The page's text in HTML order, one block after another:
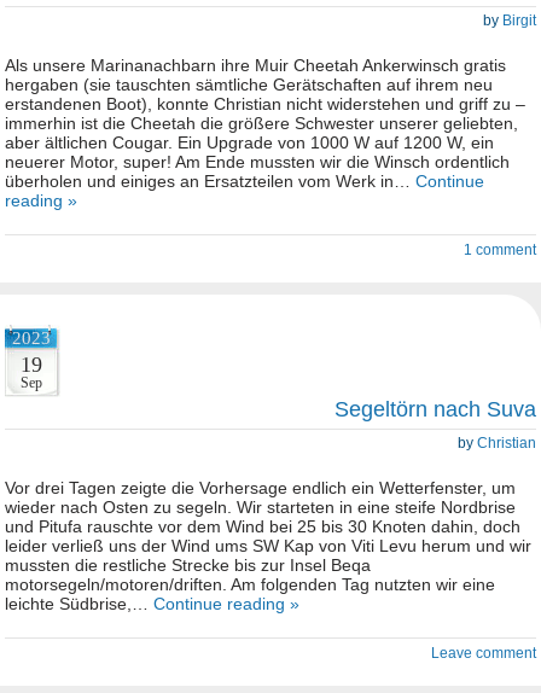
by Birgit
Als unsere Marinanachbarn ihre Muir Cheetah Ankerwinsch gratis
hergaben (sie tauschten sämtliche Gerätschaften auf ihrem neu
erstandenen Boot), konnte Christian nicht widerstehen und griff zu –
immerhin ist die Cheetah die größere Schwester unserer geliebten,
aber ältlichen Cougar. Ein Upgrade von 1000 W auf 1200 W, ein
neuerer Motor, super! Am Ende mussten wir die Winsch ordentlich
überholen und einiges an Ersatzteilen vom Werk in… Continue
reading »
1 comment
2023
19
Sep
Segeltörn nach Suva
by Christian
Vor drei Tagen zeigte die Vorhersage endlich ein Wetterfenster, um
wieder nach Osten zu segeln. Wir starteten in eine steife Nordbrise
und Pitufa rauschte vor dem Wind bei 25 bis 30 Knoten dahin, doch
leider verließ uns der Wind ums SW Kap von Viti Levu herum und wir
mussten die restliche Strecke bis zur Insel Beqa
motorsegeln/motoren/driften. Am folgenden Tag nutzten wir eine
leichte Südbrise,… Continue reading »
Leave comment